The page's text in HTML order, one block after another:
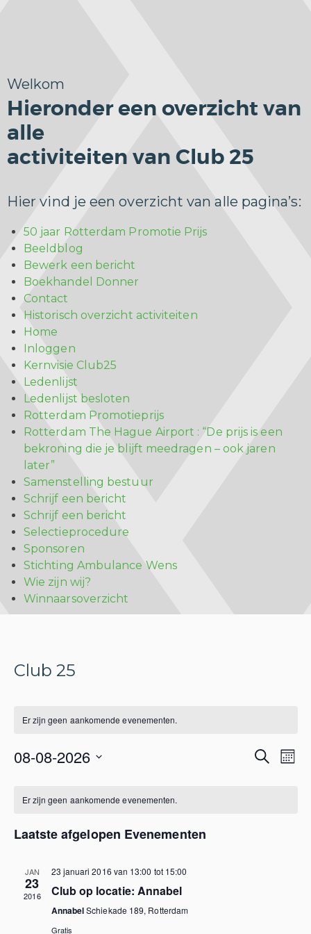
Welkom
Hieronder een overzicht van
alle
activiteiten van Club 25
Hier vind je een overzicht van alle pagina’s:
50 jaar Rotterdam Promotie Prijs
Beeldblog
Bewerk een bericht
Boekhandel Donner
Contact
Historisch overzicht activiteiten
Home
Inloggen
Kernvisie Club25
Ledenlijst
Ledenlijst besloten
Rotterdam Promotieprijs
Rotterdam The Hague Airport : “De prijs is een
bekroning die je blijft meedragen – ook jaren
later”
Samenstelling bestuur
Schrijf een bericht
Schrijf een bericht
Selectieprocedure
Sponsoren
Stichting Ambulance Wens
Wie zijn wij?
Winnaarsoverzicht
Club 25
Er zijn geen aankomende evenementen.
Zoeken
08-08-2026
datum.
van
Evenementen
Er zijn geen aankomende evenementen.
Laatste afgelopen Evenementen
JAN
23
2016
23 januari 2016 van 13:00 tot 15:00
Club op locatie: Annabel
AnnabelSchiekade 189, Rotterdam
Gratis